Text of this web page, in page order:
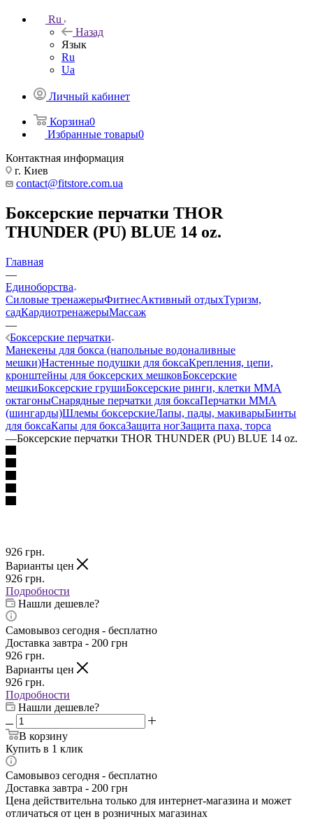
Ru
Назад
Язык
Ru
Ua
Личный кабинет
Корзина0
Избранные товары0
Контактная информация
г. Киев
contact@fitstore.com.ua
Боксерские перчатки THOR
THUNDER (PU) BLUE 14 oz.
Главная
—
Единоборства
Силовые тренажерыФитнесАктивный отдыхТуризм,
садКардиотренажерыМассаж
—
Боксерские перчатки
Манекены для бокса (напольные водоналивные
мешки)Настенные подушки для боксаКрепления, цепи,
кронштейны для боксерских мешковБоксерские
мешкиБоксерские грушиБоксерские ринги, клетки ММА
октагоныСнарядные перчатки для боксаПерчатки MMA
(шингарды)Шлемы боксерскиеЛапы, пады, макиварыБинты
для боксаКапы для боксаЗащита ногЗащита паха, торса
—Боксерские перчатки THOR THUNDER (PU) BLUE 14 oz.
926 грн.
Варианты цен
926 грн.
Подробности
Нашли дешевле?
Самовывоз сегодня - бесплатно
Доставка завтра - 200 грн
926 грн.
Варианты цен
926 грн.
Подробности
Нашли дешевле?
В корзину
Купить в 1 клик
Самовывоз сегодня - бесплатно
Доставка завтра - 200 грн
Цена действительна только для интернет-магазина и может
отличаться от цен в розничных магазинах